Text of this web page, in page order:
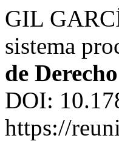
GIL
sistema
de
DOI:
https://